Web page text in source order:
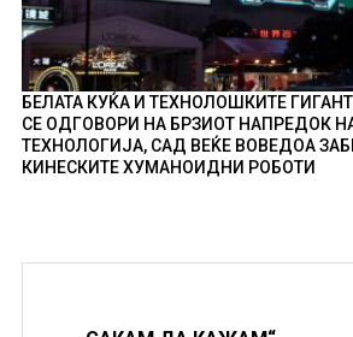
БЕЛАТА КУЌА И ТЕХНОЛОШКИТЕ
СЕ ОДГОВОРИ НА БРЗИОТ НАПРЕДОК
ТЕХНОЛОГИЈА, САД ВЕЌЕ ВОВЕДОА
КИНЕСКИТЕ ХУМАНОИДНИ РОБОТИ